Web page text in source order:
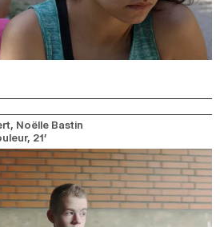
Noëlle Bastin
21’